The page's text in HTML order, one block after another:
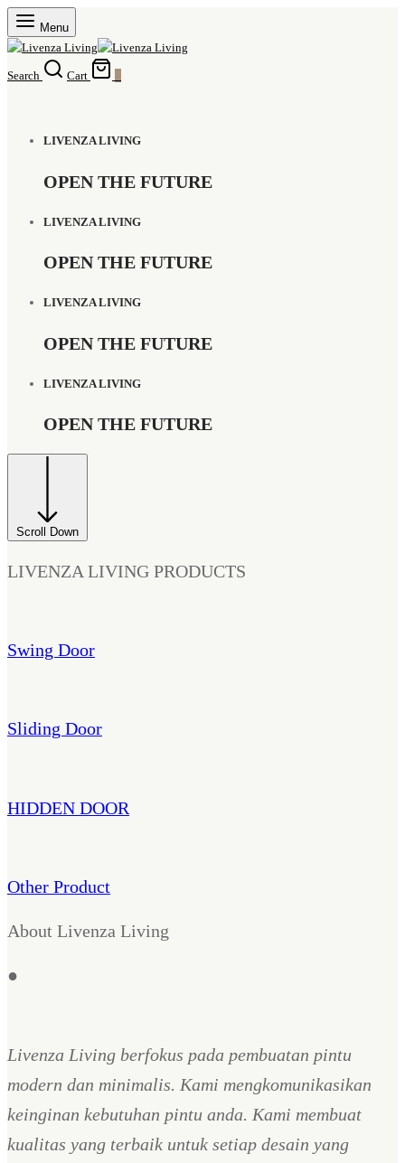
Menu
Search Cart
LIVENZA LIVING
OPEN THE FUTURE
LIVENZA LIVING
OPEN THE FUTURE
LIVENZA LIVING
OPEN THE FUTURE
LIVENZA LIVING
OPEN THE FUTURE
Scroll Down
LIVENZA LIVING PRODUCTS
Swing Door
Sliding Door
HIDDEN DOOR
Other Product
About Livenza Living
●
Livenza Living berfokus pada pembuatan pintu
modern dan minimalis. Kami mengkomunikasikan
keinginan kebutuhan pintu anda. Kami membuat
kualitas yang terbaik untuk setiap desain yang